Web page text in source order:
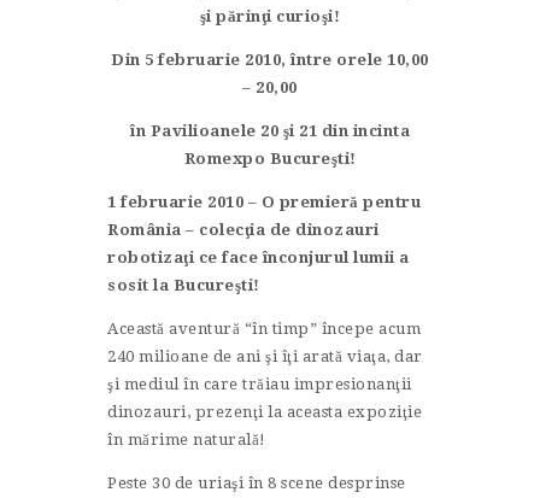
şi părinţi curioşi!
Din 5 februarie 2010, între orele 10,00
– 20,00
în Pavilioanele 20 şi 21 din incinta
Romexpo Bucureşti!
1 februarie 2010 – O premieră pentru
România – colecţia de dinozauri
robotizaţi ce face înconjurul lumii a
sosit la Bucureşti!
Această aventură “în timp” începe acum
240 milioane de ani şi îţi arată viaţa, dar
şi mediul în care trăiau impresionanţii
dinozauri, prezenţi la aceasta expoziţie
în mărime naturală!
Peste 30 de uriaşi în 8 scene desprinse